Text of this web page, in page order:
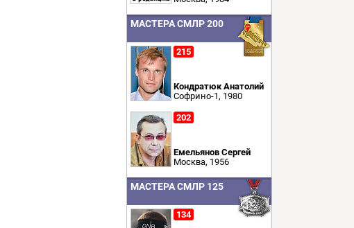
МАСТЕРА СМЛР 200
215
Кондратюк Анатолий
Софрино-1, 1980
202
Емельянов Сергей
Москва, 1956
МАСТЕРА СМЛР 125
134